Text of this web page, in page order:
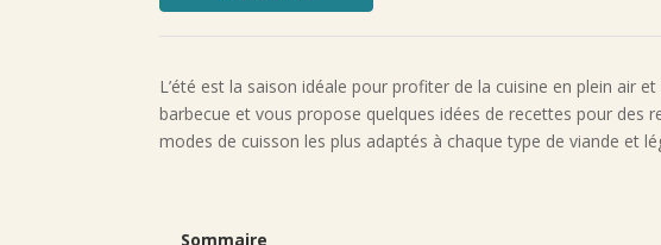
L’été est la saison idéale pour profiter de la cuisine en plein air
barbecue et vous propose quelques idées de recettes pour des
modes de cuisson les plus adaptés à chaque type de viande et
Sommaire